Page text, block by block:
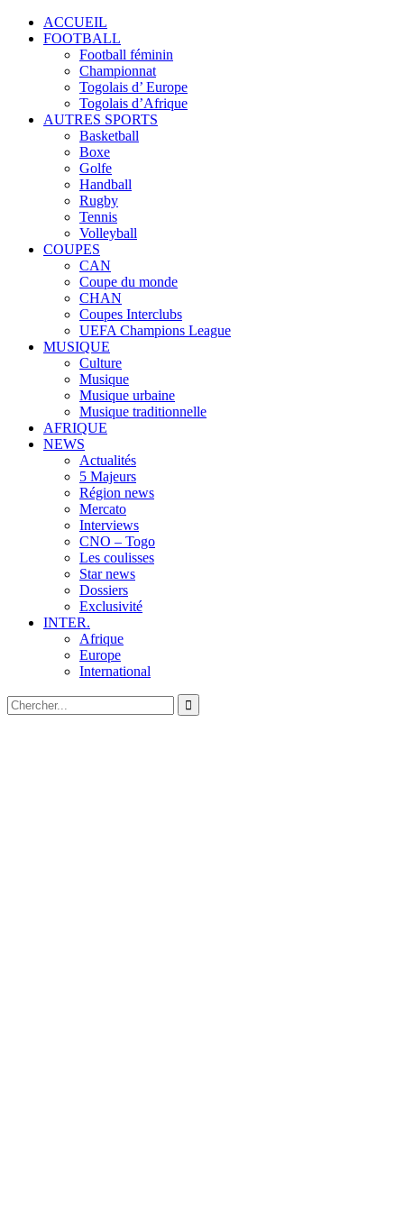
ACCUEIL
FOOTBALL
Football féminin
Championnat
Togolais d’ Europe
Togolais d’Afrique
AUTRES SPORTS
Basketball
Boxe
Golfe
Handball
Rugby
Tennis
Volleyball
COUPES
CAN
Coupe du monde
CHAN
Coupes Interclubs
UEFA Champions League
MUSIQUE
Culture
Musique
Musique urbaine
Musique traditionnelle
AFRIQUE
NEWS
Actualités
5 Majeurs
Région news
Mercato
Interviews
CNO – Togo
Les coulisses
Star news
Dossiers
Exclusivité
INTER.
Afrique
Europe
International